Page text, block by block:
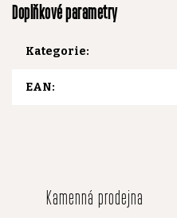
Doplňkové parametry
Kategorie:
EAN:
Kamenná prodejna